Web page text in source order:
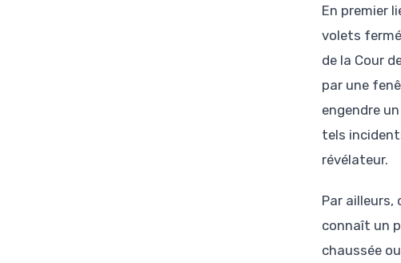
En premier
volets
de la Cour
par une
engendre
tels
révélateur.
Par
connaît un
chaussée